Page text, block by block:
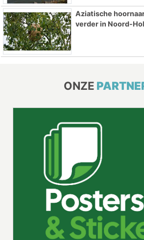
Aziatische
verder in Noord-
ONZE